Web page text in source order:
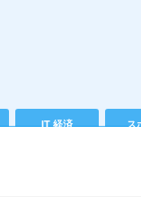
IT 経済 ス